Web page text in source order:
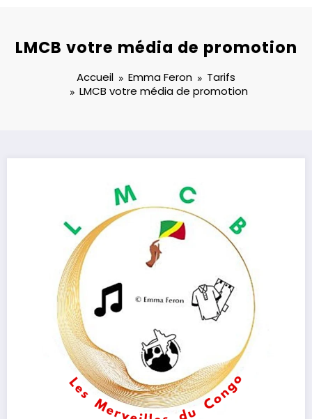
LMCB votre média de promotion
Accueil Emma Feron
Tarifs
LMCB votre média de promotion